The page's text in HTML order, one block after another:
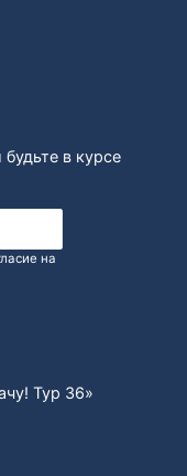
в курсе
на
Тур 36»